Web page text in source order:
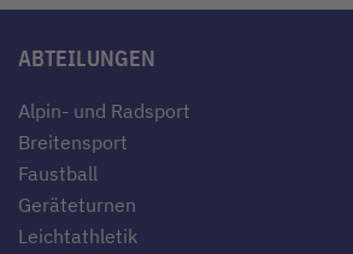
ABTEILUNGEN
Alpin- und Radsport
Breitensport
Faustball
Geräteturnen
Leichtathletik